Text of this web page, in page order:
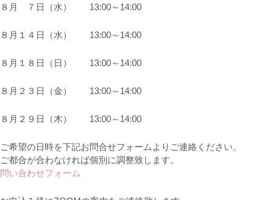
８月 ７日（水） 13:00～14:00
８月１４日（水） 13:00～14:00
８月１８日（日） 13:00～14:00
８月２３日（金） 13:00～14:00
８月２９日（木） 13:00～14:00
ご希望の日時を下記お問合せフォームよりご連絡ください。
ご都合が合わなければ個別に調整致します。
問い合わせフォーム